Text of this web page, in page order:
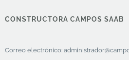
CONSTRUCTORA CAMPOS SAAB
Correo electrónico: